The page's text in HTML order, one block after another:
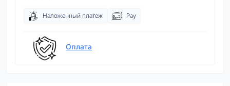
Наложенный платеж Pay
Оплата